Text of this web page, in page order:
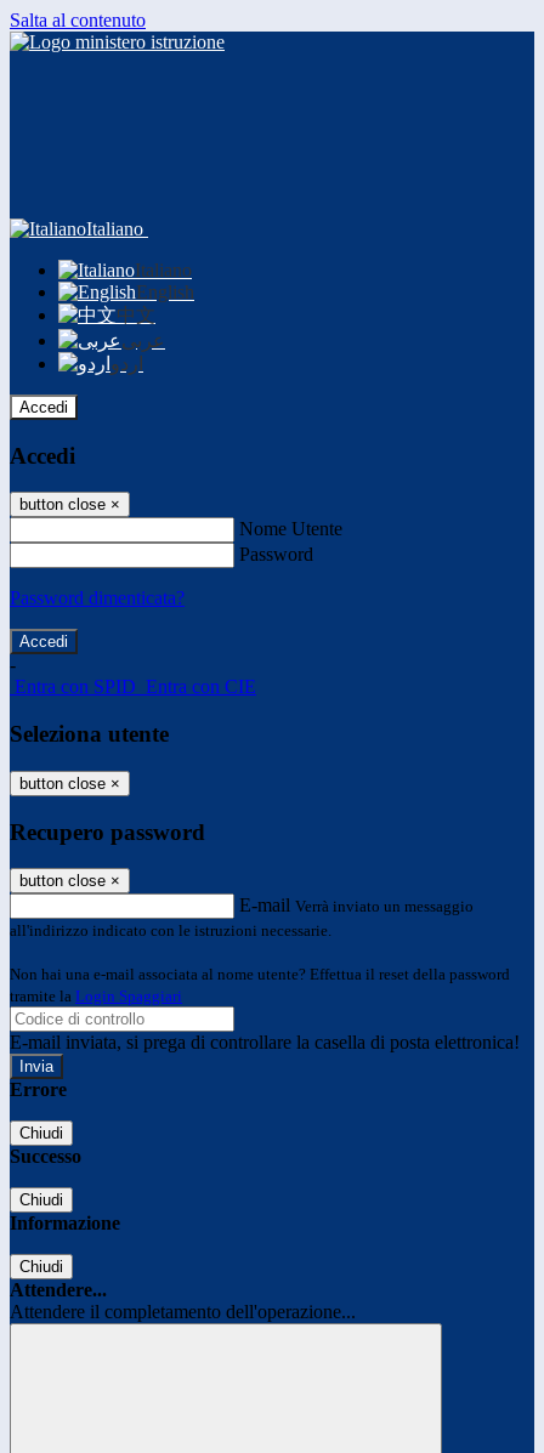
Salta al contenuto
Italiano
Italiano
English
中文
عربى
اردو
Accedi
Accedi
button close ×
Nome Utente
Password
Password dimenticata?
-
Entra con SPID Entra con CIE
Seleziona utente
button close ×
Recupero password
button close ×
E-mail Verrà inviato un messaggio
all'indirizzo indicato con le istruzioni necessarie.
Non hai una e-mail associata al nome utente? Effettua il reset della password
tramite la Login Spaggiari
E-mail inviata, si prega di controllare la casella di posta elettronica!
Errore
Chiudi
Successo
Chiudi
Informazione
Chiudi
Attendere...
Attendere il completamento dell'operazione...